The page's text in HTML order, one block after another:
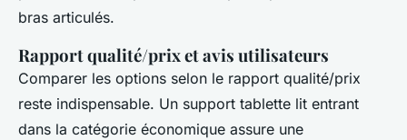
bras articulés.
Rapport qualité/prix et avis utilisateurs
Comparer les options selon le rapport qualité/prix
reste indispensable. Un support tablette lit entrant
dans la catégorie économique assure une